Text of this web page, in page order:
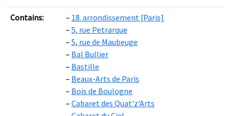
Contains:
18. arrondissement [Paris]
5, rue Petrarque
5, rue de Maubeuge
Bal Bullier
Bastille
Beaux-Arts de Paris
Bois de Boulogne
Cabaret des Quat'z'Arts